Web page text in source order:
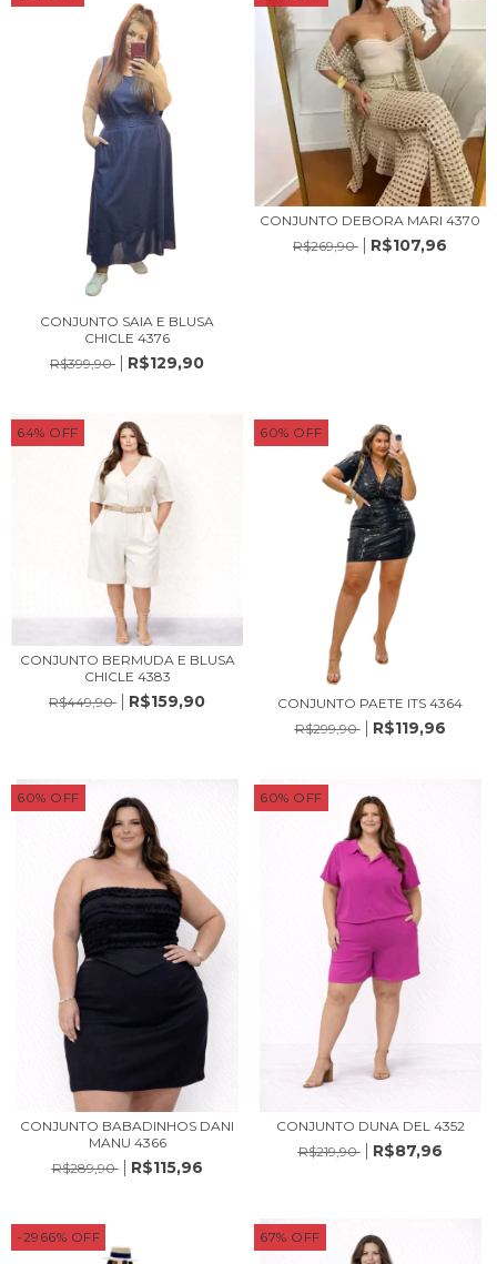
CONJUNTO SAIA E BLUSA
CHICLE 4376
R$399,90
R$129,90
CONJUNTO DEBORA MARI 4370
R$269,90
R$107,96
64% OFF
CONJUNTO BERMUDA E BLUSA
CHICLE 4383
R$449,90
R$159,90
60% OFF
CONJUNTO PAETE ITS 4364
R$299,90
R$119,96
60% OFF
CONJUNTO BABADINHOS DANI
MANU 4366
R$289,90
R$115,96
60% OFF
CONJUNTO DUNA DEL 4352
R$219,90
R$87,96
-2966% OFF 67% OFF